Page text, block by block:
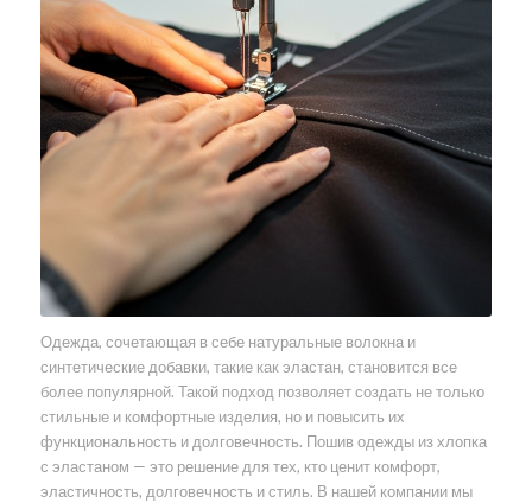
Одежда, сочетающая в себе натуральные волокна и
синтетические добавки, такие как эластан, становится все
более популярной. Такой подход позволяет создать не только
стильные и комфортные изделия, но и повысить их
функциональность и долговечность. Пошив одежды из хлопка
с эластаном — это решение для тех, кто ценит комфорт,
эластичность, долговечность и стиль. В нашей компании мы